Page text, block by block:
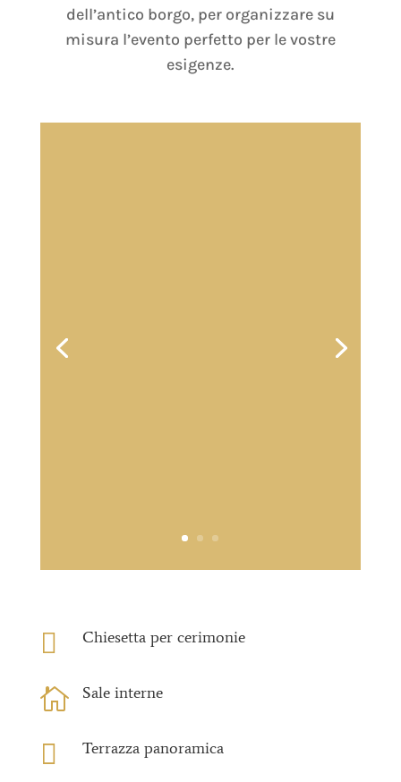
dell’antico borgo, per organizzare su
misura l’evento perfetto per le vostre
esigenze.
 Chiesetta per cerimonie
 Sale interne
 Terrazza panoramica